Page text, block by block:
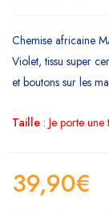
Chemise africaine
Violet, tissu super
et boutons sur les
Taille : Je porte
39,90€